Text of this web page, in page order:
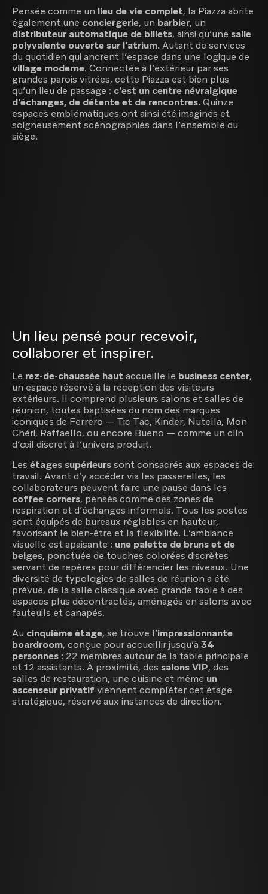
Pensée comme un lieu de vie complet, la Piazza abrite
également une conciergerie, un barbier, un
distributeur automatique de billets, ainsi qu’une salle
polyvalente ouverte sur l’atrium. Autant de services
du quotidien qui ancrent l’espace dans une logique de
village moderne. Connectée à l’extérieur par ses
grandes parois vitrées, cette Piazza est bien plus
qu’un lieu de passage : c’est un centre névralgique
d’échanges, de détente et de rencontres.Quinze
espaces emblématiques ont ainsi été imaginés et
soigneusement scénographiés dans l’ensemble du
siège.
Un lieu pensé pour recevoir,
collaborer et inspirer.
Le rez-de-chaussée hautaccueille le business center,
un espace réservé à la réception des visiteurs
extérieurs. Il comprend plusieurs salons et salles de
réunion, toutes baptisées du nom des marques
iconiques de Ferrero — Tic Tac, Kinder, Nutella, Mon
Chéri, Raffaello, ou encore Bueno — comme un clin
d’œil discret à l’univers produit.
Les étages supérieurssont consacrés aux espaces de
travail. Avant d’y accéder via les passerelles, les
collaborateurs peuvent faire une pause dans les
coffee corners, pensés comme des zones de
respiration et d’échanges informels. Tous les postes
sont équipés de bureaux réglables en hauteur,
favorisant le bien-être et la flexibilité. L’ambiance
visuelle est apaisante : une palette de bruns et de
beiges, ponctuée de touches colorées discrètes
servant de repères pour différencier les niveaux. Une
diversité de typologies de salles de réunion a été
prévue, de la salle classique avec grande table à des
espaces plus décontractés, aménagés en salons avec
fauteuils et canapés.
Au cinquième étage, se trouve l’impressionnante
boardroom, conçue pour accueillir jusqu’à 34
personnes : 22 membres autour de la table principale
et 12 assistants. À proximité, des salons VIP, des
salles de restauration, une cuisine et même un
ascenseur privatifviennent compléter cet étage
stratégique, réservé aux instances de direction.